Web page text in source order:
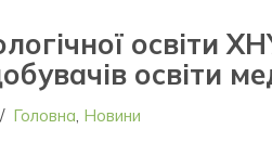
освіти
освіти
Головна, Новини